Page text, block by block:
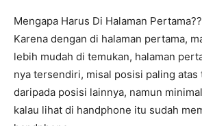
Mengapa Harus Di Halaman Pertama??
Karena dengan di halaman pertama,
lebih mudah di temukan, halaman
nya tersendiri, misal posisi paling
daripada posisi lainnya, namun
kalau lihat di handphone itu sudah